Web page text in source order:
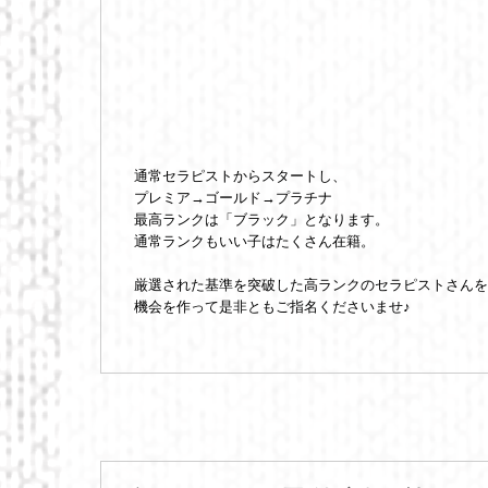
通常セラピストからスタートし、
プレミア→ゴールド→プラチナ
最高ランクは「ブラック」となります。
通常ランクもいい子はたくさん在籍。
厳選された基準を突破した高ランクのセラピストさん
機会を作って是非ともご指名くださいませ♪